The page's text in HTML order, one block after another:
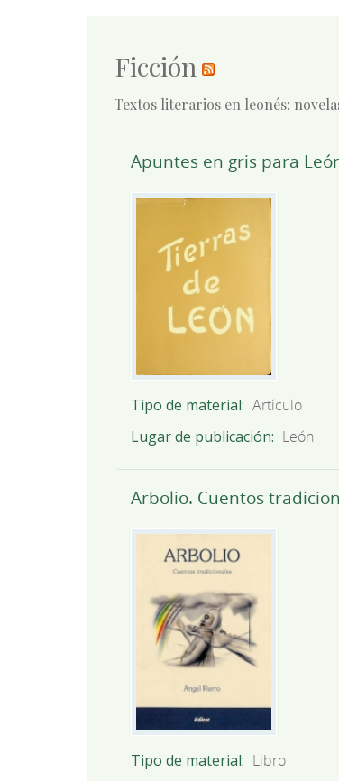
Ficción
Textos literarios en leonés:
Apuntes en gris para
Tipo de material Artículo
Lugar de publicación
León
Arbolio. Cuentos
Tipo de material Libro